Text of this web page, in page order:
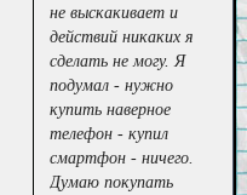
не выскакивает и
действий никаких я
сделать не могу. Я
подумал - нужно
купить наверное
телефон - купил
смартфон - ничего.
Думаю покупать